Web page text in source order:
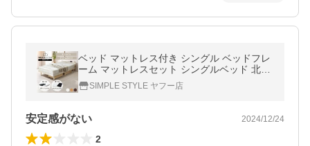
ベッド マットレス付き シングル ベッドフレ
ーム マットレスセット シングルベッド 北欧
セット すのこ 収納 USB コンセント
SIMPLE STYLE ヤフー店
安定感がない 2024/12/24
2